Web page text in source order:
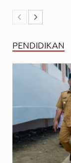
PENDIDIKAN